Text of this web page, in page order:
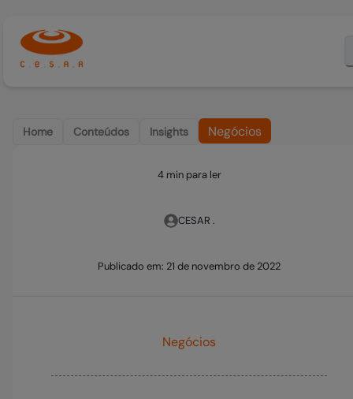
Home Conteúdos Insights Negócios
4 min para ler
CESAR .
Publicado em: 21 de novembro de 2022
Negócios